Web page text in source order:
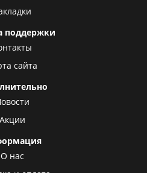
поддержки
сайта
Акции
О нас